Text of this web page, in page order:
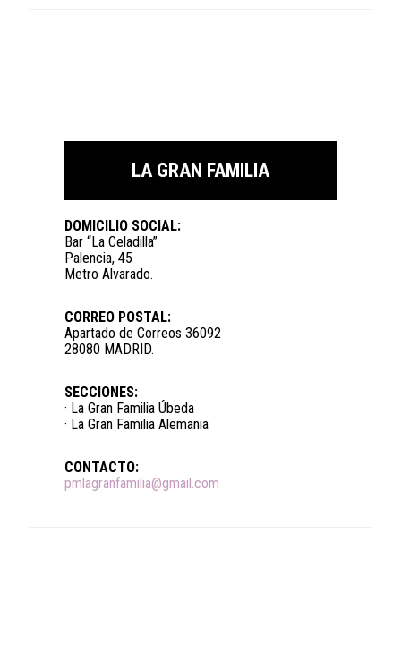
LA GRAN FAMILIA
DOMICILIO SOCIAL:
Bar “La Celadilla”
Palencia, 45
Metro Alvarado.
CORREO POSTAL:
Apartado de Correos 36092
28080 MADRID.
SECCIONES:
· La Gran Familia Úbeda
· La Gran Familia Alemania
CONTACTO:
pmlagranfamilia@gmail.com